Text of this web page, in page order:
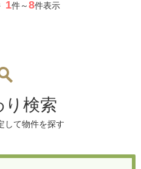
1件～8件表示
り検索
して物件を探す